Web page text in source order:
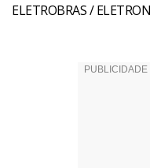
ELETROBRAS /